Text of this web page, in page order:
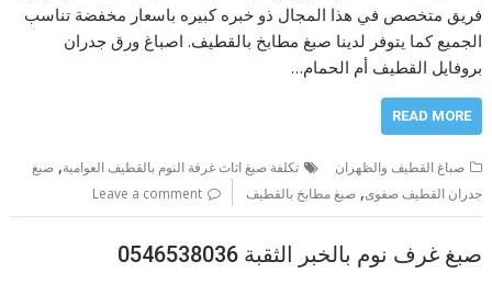
فريق متخصص في هذا المجال ذو خبره كبيره باسعار مخفضة تناسب
الجميع كما يتوفر لدينا صبغ مطابخ بالقطيف. اصباغ ورق جدران
بروفايل القطيف أم الحمام…
READ MORE
صباغ القطيف والظهران تكلفة صبغ اثاث غرفة النوم بالقطيف العوامية,صبغ
جدران القطيف صفوى,صبغ مطابخ بالقطيف Leave a comment
صبغ غرف نوم بالخبر الثقبة 0546538036